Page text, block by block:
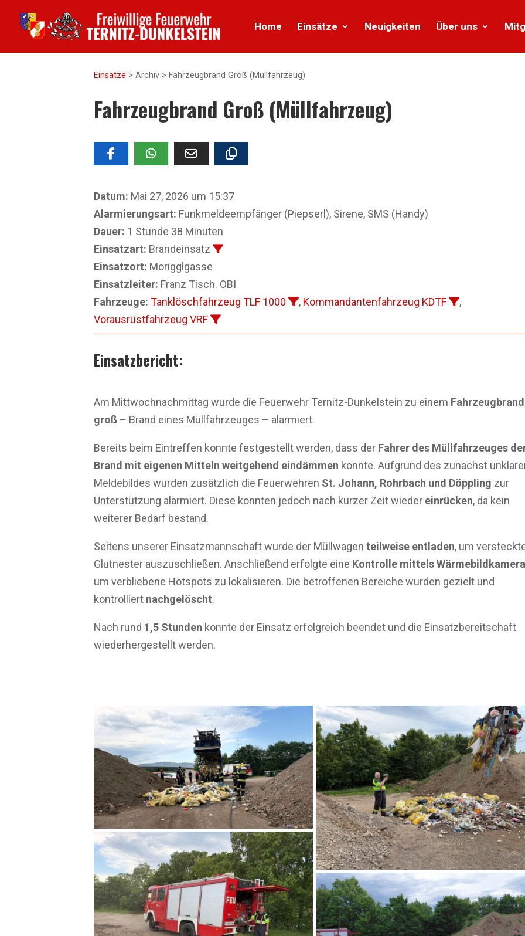
Home Einsätze Neuigkeiten Über uns
Einsätze > Archiv > Fahrzeugbrand Groß (Müllfahrzeug)
Fahrzeugbrand Groß (Müllfahrzeug)
Datum: Mai 27, 2026 um 15:37
Alarmierungsart: Funkmeldeempfänger (Piepserl), Sirene, SMS (Handy)
Dauer: 1 Stunde 38 Minuten
Einsatzart: Brandeinsatz
Einsatzort: Morigglgasse
Einsatzleiter: Franz Tisch. OBI
Fahrzeuge: Tanklöschfahrzeug TLF 1000 , Kommandantenfahrzeug KDTF
,
Vorausrüstfahrzeug VRF
Einsatzbericht:
Am Mittwoch­nachmittag wurde die Feuerwehr Ternitz-Dunkelstein zu einem Fahrzeugbrand
groß – Brand eines Müllfahrzeuges – alarmiert.
Bereits beim Eintreffen konnte festgestellt werden, dass der Fahrer des Müllfahrzeuges
Brand mit eigenen Mitteln weitgehend eindämmen konnte. Aufgrund des zunächst
Meldebildes wurden zusätzlich die Feuerwehren St. Johann, Rohrbach und Döppling zur
Unterstützung alarmiert. Diese konnten jedoch nach kurzer Zeit wieder einrücken, da kein
weiterer Bedarf bestand.
Seitens unserer Einsatzmannschaft wurde der Müllwagen teilweise entladen, um
Glutnester auszuschließen. Anschließend erfolgte eine Kontrolle mittels Wärmebildkamera
um verbliebene Hotspots zu lokalisieren. Die betroffenen Bereiche wurden gezielt und
kontrolliert nachgelöscht.
Nach rund 1,5 Stunden konnte der Einsatz erfolgreich beendet und die Einsatzbereitschaft
wiederhergestellt werden.